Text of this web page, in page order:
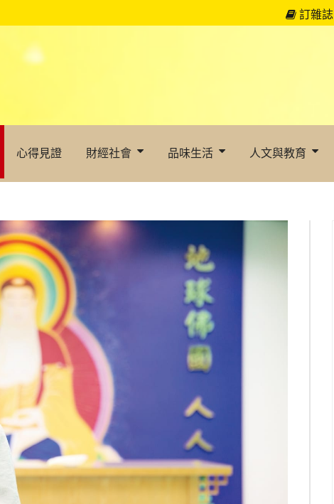
訂雜誌
心得見證 財經社會 品味生活 人文與教育